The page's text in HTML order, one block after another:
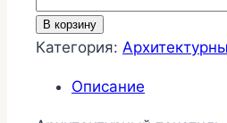
товара
Ткань
Штукатурка
(195-
В корзину
Категория:
Описание